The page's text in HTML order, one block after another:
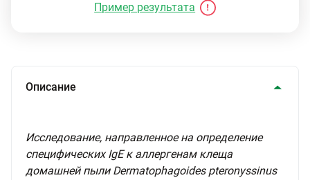
Пример результата
Описание
Исследование, направленное на определение
специфических IgE к аллергенам клеща
домашней пыли Dermatophagoides pteronyssinus